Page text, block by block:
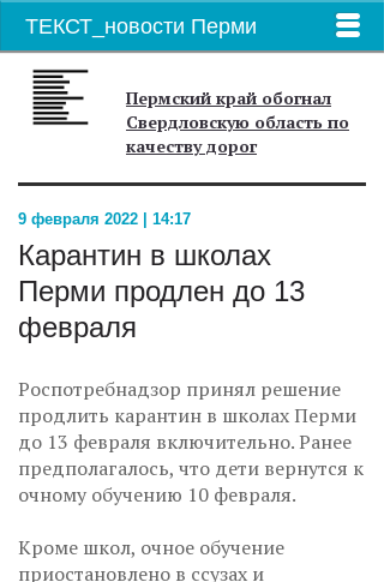
ТЕКСТ_новости Перми
Пермский край обогнал
Свердловскую область по
качеству дорог
9 февраля 2022 | 14:17
Карантин в школах
Перми продлен до 13
февраля
Роспотребнадзор принял решение
продлить карантин в школах Перми
до 13 февраля включительно. Ранее
предполагалось, что дети вернутся к
очному обучению 10 февраля.
Кроме школ, очное обучение
приостановлено в ссузах и